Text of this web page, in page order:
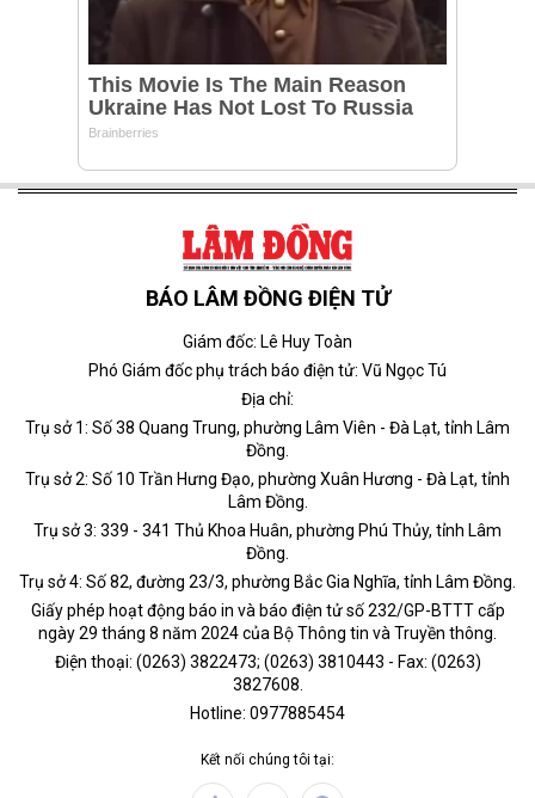
BÁO LÂM ĐỒNG ĐIỆN TỬ
Giám đốc: Lê Huy Toàn
Phó Giám đốc phụ trách báo điện tử: Vũ Ngọc Tú
Địa chỉ:
Trụ sở 1: Số 38 Quang Trung, phường Lâm Viên - Đà Lạt, tỉnh Lâm
Đồng.
Trụ sở 2: Số 10 Trần Hưng Đạo, phường Xuân Hương - Đà Lạt, tỉnh
Lâm Đồng.
Trụ sở 3: 339 - 341 Thủ Khoa Huân, phường Phú Thủy, tỉnh Lâm
Đồng.
Trụ sở 4: Số 82, đường 23/3, phường Bắc Gia Nghĩa, tỉnh Lâm Đồng.
Giấy phép hoạt động báo in và báo điện tử số 232/GP-BTTT cấp
ngày 29 tháng 8 năm 2024 của Bộ Thông tin và Truyền thông.
Điện thoại: (0263) 3822473; (0263) 3810443 - Fax: (0263)
3827608.
Hotline: 0977885454
Kết nối chúng tôi tại: